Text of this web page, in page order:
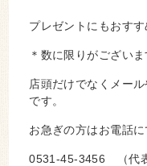
プレゼントにもおす
＊数に限りがございま
店頭だけでなくメー
です。
お急ぎの方はお電話に
0531-45-3456 （代